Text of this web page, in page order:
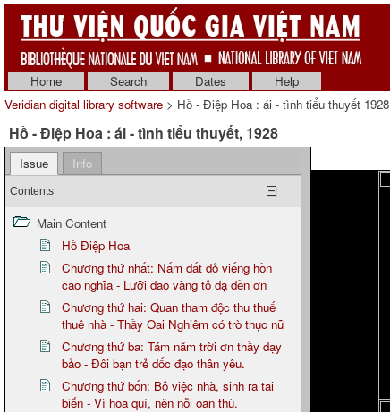
Home Search Dates
Help
Veridian digital library software > Hồ - Điệp Hoa : ái - tình tiểu thuyết 1928
Hồ - Điệp Hoa : ái - tình tiểu thuyết, 1928
Issue Info
Contents
Main Content
Hồ Điệp Hoa
Chương thứ nhất: Nấm đất đỏ viếng hồn
cao nghĩa - Lưỡi dao vàng tỏ dạ đền ơn
Chương thứ hai: Quan tham độc thu thuế
thuê nhà - Thầy Oai Nghiêm có trò thục nữ
Chương thứ ba: Tám năm trời ơn thầy dạy
bảo - Đôi bạn trẻ dốc đạo thân yêu.
Chương thứ bốn: Bỏ việc nhà, sinh ra tai
biến - Vì hoa quí, nên nỗi oan thù.